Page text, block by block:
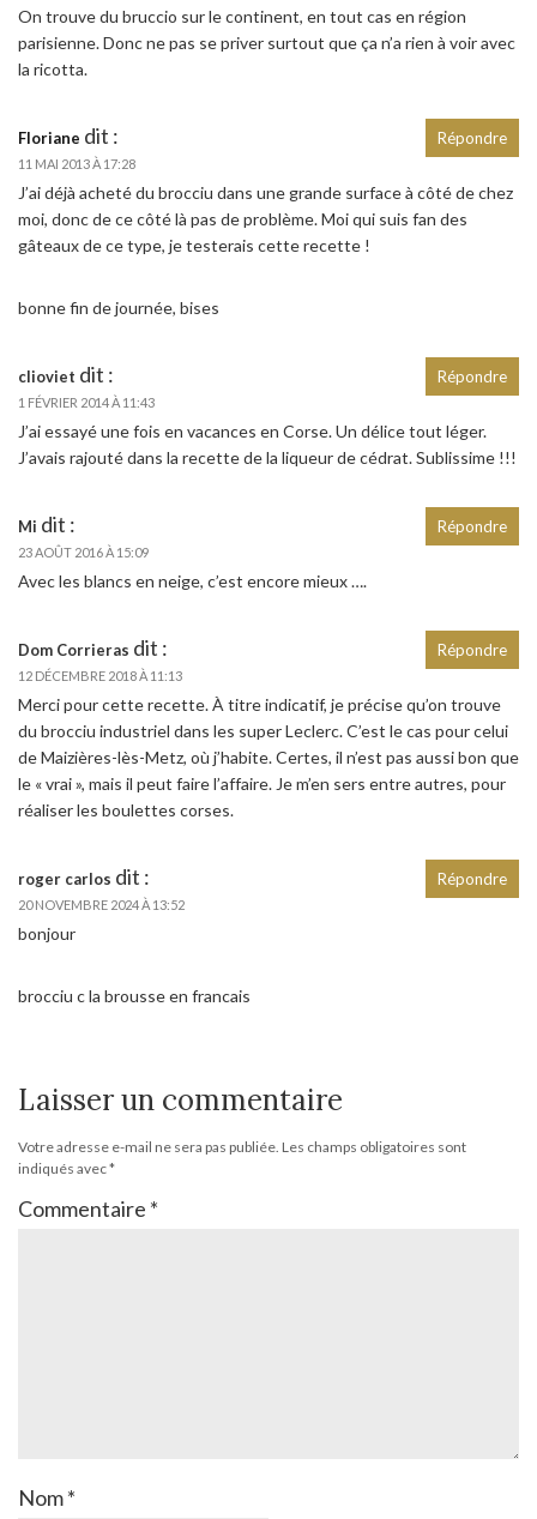
On trouve du bruccio sur le continent, en tout cas en région
parisienne. Donc ne pas se priver surtout que ça n’a rien à voir avec
la ricotta.
Floriane dit :
11 MAI 2013 À 17:28
J’ai déjà acheté du brocciu dans une grande surface à côté de chez
moi, donc de ce côté là pas de problème. Moi qui suis fan des
gâteaux de ce type, je testerais cette recette !
bonne fin de journée, bises
Répondre
clioviet dit :
1 FÉVRIER 2014 À 11:43
J’ai essayé une fois en vacances en Corse. Un délice tout léger.
J’avais rajouté dans la recette de la liqueur de cédrat. Sublissime !!!
Répondre
Mi dit :
23 AOÛT 2016 À 15:09
Avec les blancs en neige, c’est encore mieux ….
Répondre
Dom Corrieras dit :
12 DÉCEMBRE 2018 À 11:13
Merci pour cette recette. À titre indicatif, je précise qu’on trouve
du brocciu industriel dans les super Leclerc. C’est le cas pour celui
de Maizières-lès-Metz, où j’habite. Certes, il n’est pas aussi bon que
le « vrai », mais il peut faire l’affaire. Je m’en sers entre autres, pour
réaliser les boulettes corses.
Répondre
roger carlos dit :
20 NOVEMBRE 2024 À 13:52
bonjour
brocciu c la brousse en francais
Répondre
Laisser un commentaire
Votre adresse e-mail ne sera pas publiée. Les champs obligatoires sont
indiqués avec*
Commentaire *
Nom*